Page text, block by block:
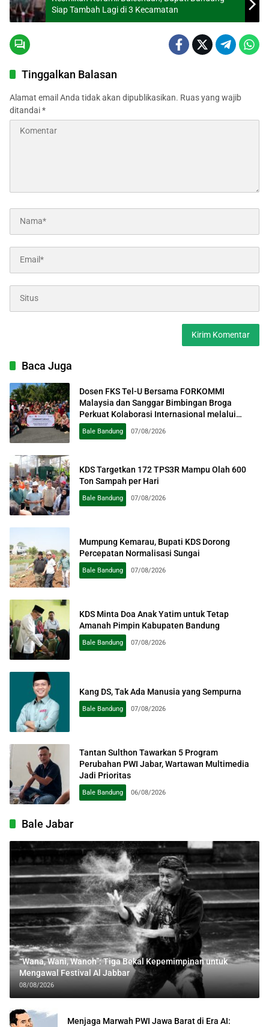
Siap Tambah Lagi di 3 Kecamatan
Tinggalkan Balasan
Alamat email Anda tidak akan dipublikasikan. Ruas yang wajib
ditandai*
Baca Juga
Dosen FKS Tel-U Bersama FORKOMMI
Malaysia dan Sanggar Bimbingan Broga
Perkuat Kolaborasi Internasional melalui
Pengabdian kepada Masyarakat
Bale Bandung 07/08/2026
KDS Targetkan 172 TPS3R Mampu Olah 600
Ton Sampah per Hari
Bale Bandung 07/08/2026
Mumpung Kemarau, Bupati KDS Dorong
Percepatan Normalisasi Sungai
Bale Bandung 07/08/2026
KDS Minta Doa Anak Yatim untuk Tetap
Amanah Pimpin Kabupaten Bandung
Bale Bandung 07/08/2026
Kang DS, Tak Ada Manusia yang Sempurna
Bale Bandung 07/08/2026
Tantan Sulthon Tawarkan 5 Program
Perubahan PWI Jabar, Wartawan Multimedia
Jadi Prioritas
Bale Bandung 06/08/2026
Bale Jabar
“Wana, Wani, Wanoh”: Tiga Bekal Kepemimpinan untuk
Mengawal Festival Al Jabbar
08/08/2026
Menjaga Marwah PWI Jawa Barat di Era AI: